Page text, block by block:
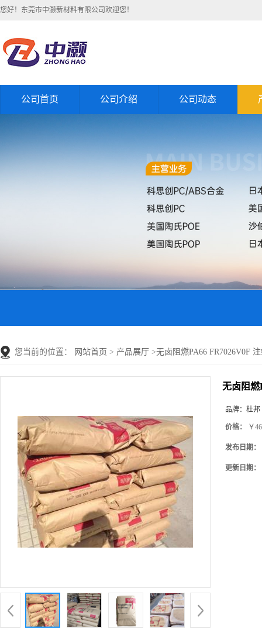
您好！东莞市中灏新材料有限公司欢迎您！
公司首页 公司介绍 公司动态
您当前的位置： 网站首页 > 产品展厅 >无卤阻燃PA66 FR7026V0F
无卤阻燃
品牌： 杜邦
价格： ￥
发布日期：
更新日期：